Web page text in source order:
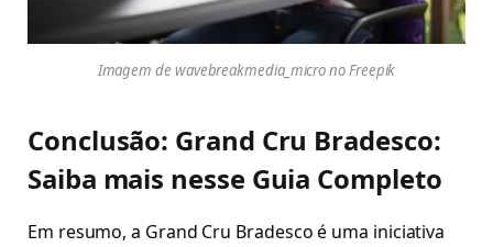
Imagem de wavebreakmedia_micro no Freepik
Conclusão: Grand Cru Bradesco:
Saiba mais nesse Guia Completo
Em resumo, a Grand Cru Bradesco é uma iniciativa